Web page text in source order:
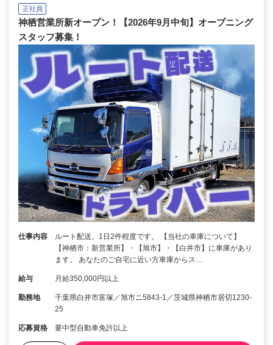
正社員
神栖営業所新オープン！【2026年9月中旬】オープニング
スタッフ募集！
仕事内容
ルート配送。1日2件程度です。 【当社の車庫について】
【神栖市：新営業所】・【旭市】・【白井市】に車庫があり
ます。 あなたのご自宅に近い方車庫からス…
給与 月給350,000円以上
勤務地
千葉県白井市富塚／旭市ニ5843‐1／茨城県神栖市居切1230‐
25
応募資格 要中型自動車免許以上